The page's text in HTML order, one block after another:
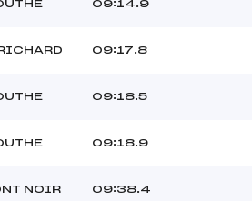
09:14.9
09:17.8
09:18.5
09:18.9
NOIR 09:38.4